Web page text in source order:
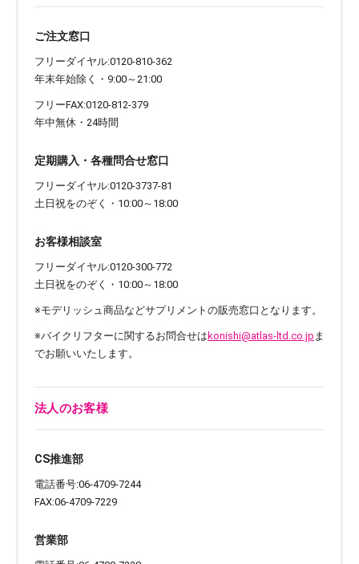
ご注文窓口
フリーダイヤル:0120-810-362
年末年始除く・9:00～21:00
フリーFAX:0120-812-379
年中無休・24時間
定期購入・各種問合せ窓口
フリーダイヤル:0120-3737-81
土日祝をのぞく・10:00～18:00
お客様相談室
フリーダイヤル:0120-300-772
土日祝をのぞく・10:00～18:00
※モデリッシュ商品などサプリメントの販売窓口となります。
※バイクリフターに関するお問合せは konishi@atlas-ltd.co.jp ま
でお願いいたします。
法人のお客様
CS推進部
電話番号:06-4709-7244
FAX:06-4709-7229
営業部